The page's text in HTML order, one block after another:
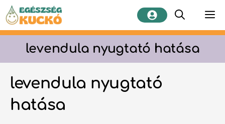
Kilépés
tartalomba
levendula nyugtató hatása
levendula nyugtató
hatása